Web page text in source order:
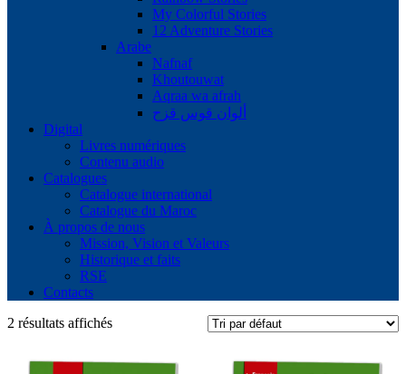
My Colorful Stories
12 Adventure Stories
Arabe
Nafnaf
Khoutouwat
Aqraa wa afrah
ألوان قوس قزح
Digital
Livres numériques
Contenu audio
Catalogues
Catalogue international
Catalogue du Maroc
À propos de nous
Mission, Vision et Valeurs
Historique et faits
RSE
Contacts
2 résultats affichés